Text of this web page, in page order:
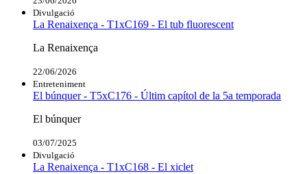
Divulgació
La Renaixença - T1xC169 - El tub fluorescent
La Renaixença
22/06/2026
Entreteniment
El búnquer - T5xC176 - Últim capítol de la 5a temporada
El búnquer
03/07/2025
Divulgació
La Renaixença - T1xC168 - El xiclet